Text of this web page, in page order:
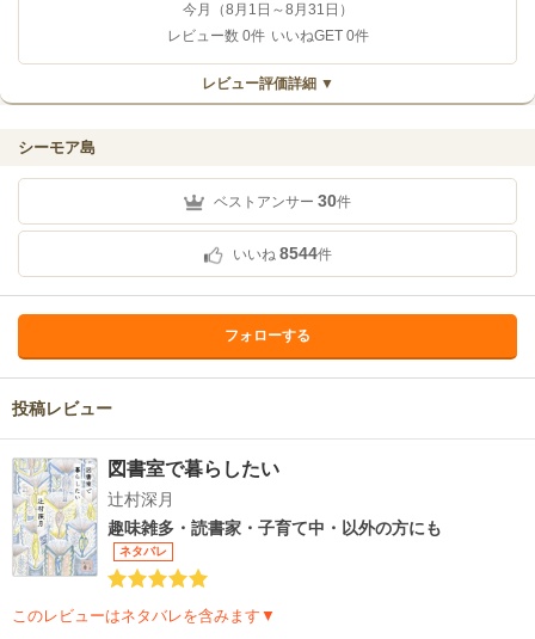
今月（8月1日～8月31日）
レビュー数 0件 いいねGET 0件
レビュー評価詳細 ▼
シーモア島
ベストアンサー 30件
いいね 8544件
フォローする
投稿レビュー
図書室で暮らしたい
辻村深月
趣味雑多・読書家・子育て中・以外の方にも
ネタバレ
このレビューはネタバレを含みます▼